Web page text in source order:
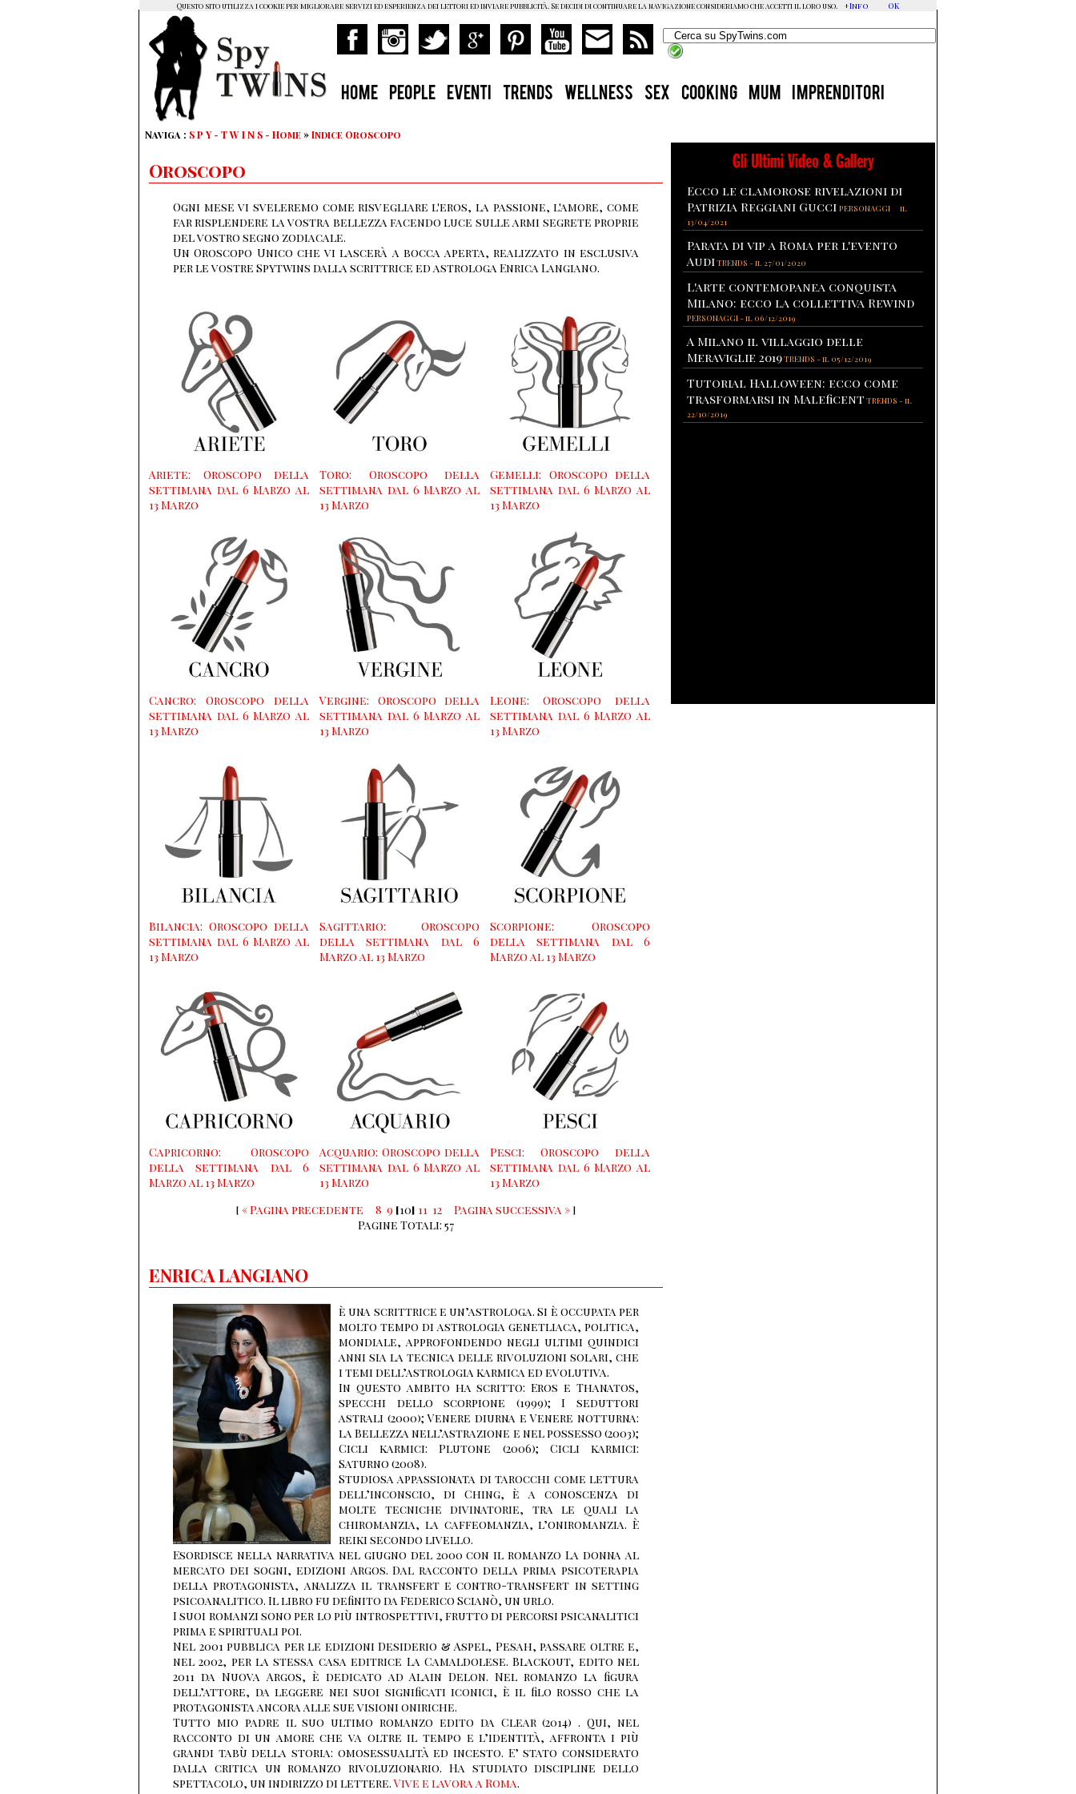
HOME PEOPLE EVENTI TRENDS WELLNESS SEX COOKING MUM IMPRENDITORI
Naviga : S P Y - T W I N S - Home »Indice Oroscopo
Oroscopo
Ogni mese vi sveleremo come risvegliare l'eros, la passione, l'amore, come
far risplendere la vostra bellezza facendo luce sulle armi segrete proprie
del vostro segno zodiacale.
Un Oroscopo Unico che vi lascerà a bocca aperta, realizzato in esclusiva
per le vostre Spytwins dalla scrittrice ed astrologa Enrica Langiano.
Ariete: Oroscopo della
settimana dal 6 Marzo al
13 Marzo
Toro: Oroscopo della
settimana dal 6 Marzo al
13 Marzo
Gemelli: Oroscopo della
settimana dal 6 Marzo al
13 Marzo
Cancro: Oroscopo della
settimana dal 6 Marzo al
13 Marzo
Vergine: Oroscopo della
settimana dal 6 Marzo al
13 Marzo
Leone: Oroscopo della
settimana dal 6 Marzo al
13 Marzo
Bilancia: Oroscopo della
settimana dal 6 Marzo al
13 Marzo
Sagittario: Oroscopo
della settimana dal 6
Marzo al 13 Marzo
Scorpione: Oroscopo
della settimana dal 6
Marzo al 13 Marzo
Capricorno: Oroscopo
della settimana dal 6
Marzo al 13 Marzo
Acquario: Oroscopo della
settimana dal 6 Marzo al
13 Marzo
Pesci: Oroscopo della
settimana dal 6 Marzo al
13 Marzo
[ « Pagina precedente 8 9 [10] 11 12 Pagina successiva »]
Pagine Totali: 57
ENRICA LANGIANO
è una scrittrice e un’astrologa. Si è occupata per
molto tempo di astrologia genetliaca, politica,
mondiale, approfondendo negli ultimi quindici
anni sia la tecnica delle rivoluzioni solari, che
i temi dell’astrologia karmica ed evolutiva.
In questo ambito ha scritto: Eros e Thanatos,
specchi dello scorpione (1999); I seduttori
astrali (2000); Venere diurna e Venere notturna:
la Bellezza nell’astrazione e nel possesso (2003);
Cicli karmici: Plutone (2006); Cicli karmici:
Saturno (2008).
Studiosa appassionata di tarocchi come lettura
dell’inconscio, di Ching, è a conoscenza di
molte tecniche divinatorie, tra le quali la
chiromanzia, la caffeomanzia, l’oniromanzia. È
reiki secondo livello.
Esordisce nella narrativa nel giugno del 2000 con il romanzo La donna al
mercato dei sogni, edizioni Argos. Dal racconto della prima psicoterapia
della protagonista, analizza il transfert e contro-transfert in setting
psicoanalitico. Il libro fu definito da Federico Scianò, un urlo.
I suoi romanzi sono per lo più introspettivi, frutto di percorsi psicanalitici
prima e spirituali poi.
Nel 2001 pubblica per le edizioni Desiderio & Aspel, Pesah, passare oltre e,
nel 2002, per la stessa casa editrice La Camaldolese. Blackout, edito nel
2011 da Nuova Argos, è dedicato ad Alain Delon. Nel romanzo la figura
dell’attore, da leggere nei suoi significati iconici, è il filo rosso che la
protagonista ancora alle sue visioni oniriche.
Tutto mio padre il suo ultimo romanzo edito da Clear (2014) . Qui, nel
racconto di un amore che va oltre il tempo e l’identità, affronta i più
grandi tabù della storia: omosessualità ed incesto. E’ stato considerato
dalla critica un romanzo rivoluzionario. Ha studiato discipline dello
spettacolo, un indirizzo di lettere.Vive e lavora a Roma.
Gli Ultimi Video & Gallery
Ecco le clamorose rivelazioni di
Patrizia Reggiani Gucci PERSONAGGI
il
13/04/2021
Parata di vip a Roma per l'evento
AudiTRENDS -il 27/01/2020
L'arte contemopanea conquista
Milano: ecco la collettiva Rewind
PERSONAGGI-il 06/12/2019
A Milano il villaggio delle
Meraviglie 2019TRENDS -il 05/12/2019
Tutorial Halloween: ecco come
trasformarsi in Maleficent TRENDS -il
22/10/2019
Questo sito utilizza i cookie per migliorare servizi ed esperienza dei lettori ed inviare pubblicità. Se decidi di continuare la navigazione consideriamo che accetti il loro uso. +Info OK